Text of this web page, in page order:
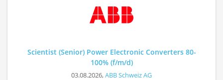
Scientist (Senior) Power Electronic Converters 80-
100% (f/m/d)
03.08.2026,ABB Schweiz AG